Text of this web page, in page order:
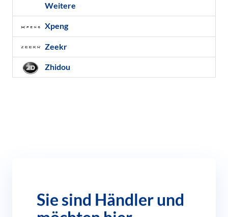
Weitere
Xpeng
Zeekr
Zhidou
Sie sind Händler und